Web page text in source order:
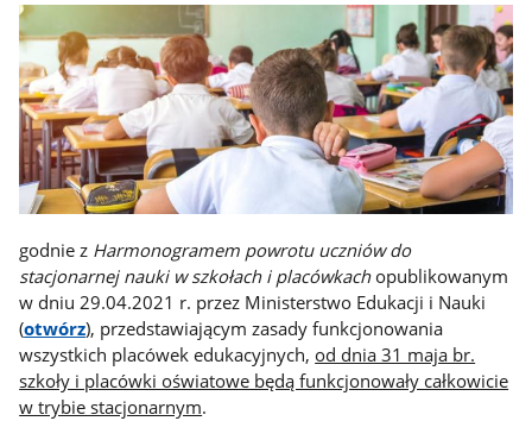
godnie z Harmonogramem powrotu uczniów do
stacjonarnej nauki w szkołach i placówkachopublikowanym
w dniu 29.04.2021 r. przez Ministerstwo Edukacji i Nauki
(otwórz), przedstawiającym zasady funkcjonowania
wszystkich placówek edukacyjnych,od dnia 31 maja br.
szkoły i placówki oświatowe będą funkcjonowały całkowicie
w trybie stacjonarnym.